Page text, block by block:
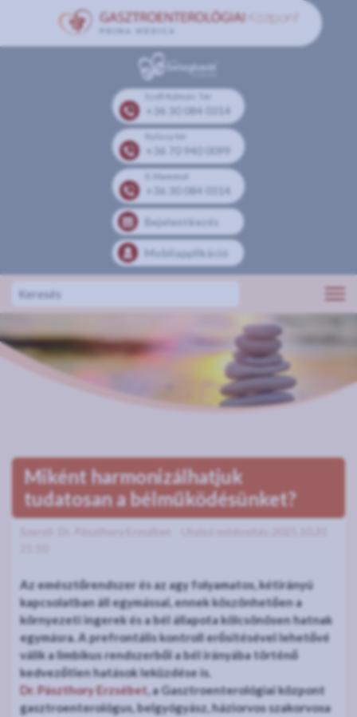
Széll Kálmán Tér
+36 30 084 0314
+36 70 940 0099
II. Mammut
+36 30 084 0314
Bejelentkezés
Mobilapplikáció
Miként harmonizálhatjuk
tudatosan a bélműködésünket?
Az emésztőrendszer és az agy folyamatos, kétirányú
kapcsolatban áll egymással, ennek köszönhetően a
környezeti ingerek és a bél állapota kölcsönösen hatnak
egymásra. A prefrontális kontroll erősítésével lehetővé
válik a limbikus rendszerből a bél irányába történő
kedvezőtlen hatások leküzdése is.
Dr. Pászthory Erzsébet, a Gasztroenterológiai központ
gasztroenterológus, belgyógyász, háziorvos szakorvosa